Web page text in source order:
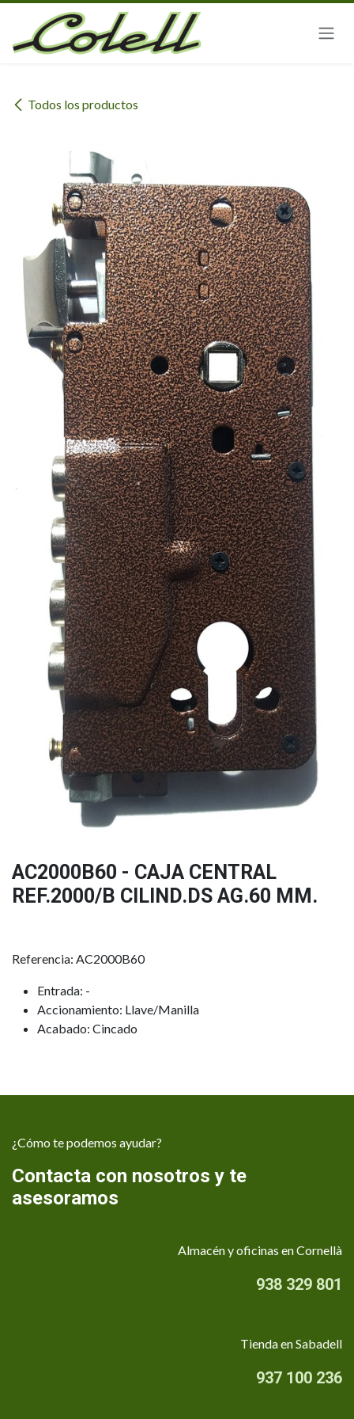
Ir al contenido
Todos los productos
AC2000B60 - CAJA CENTRAL
REF.2000/B CILIND.DS AG.60 MM.
Referencia: AC2000B60
Entrada: -
Accionamiento: Llave/Manilla
Acabado: Cincado
¿Cómo te podemos ayudar?
Contacta con nosotros y te
asesoramos
Almacén y oficinas en Cornellà
938 329 801
Tienda en Sabadell
937 100 236